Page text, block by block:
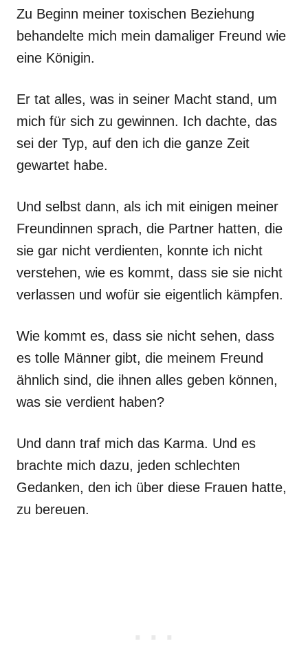
Zu Beginn meiner toxischen Beziehung
behandelte mich mein damaliger Freund wie
eine Königin.
Er tat alles, was in seiner Macht stand, um
mich für sich zu gewinnen. Ich dachte, das
sei der Typ, auf den ich die ganze Zeit
gewartet habe.
Und selbst dann, als ich mit einigen meiner
Freundinnen sprach, die Partner hatten, die
sie gar nicht verdienten, konnte ich nicht
verstehen, wie es kommt, dass sie sie nicht
verlassen und wofür sie eigentlich kämpfen.
Wie kommt es, dass sie nicht sehen, dass
es tolle Männer gibt, die meinem Freund
ähnlich sind, die ihnen alles geben können,
was sie verdient haben?
Und dann traf mich das Karma. Und es
brachte mich dazu, jeden schlechten
Gedanken, den ich über diese Frauen hatte,
zu bereuen.